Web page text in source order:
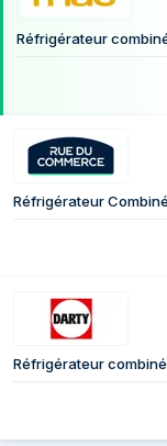
Réfrigérateur